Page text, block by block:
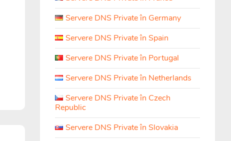
Servere DNS Private în Germany
Servere DNS Private în Spain
Servere DNS Private în Portugal
Servere DNS Private în Netherlands
Servere DNS Private în Czech
Republic
Servere DNS Private în Slovakia